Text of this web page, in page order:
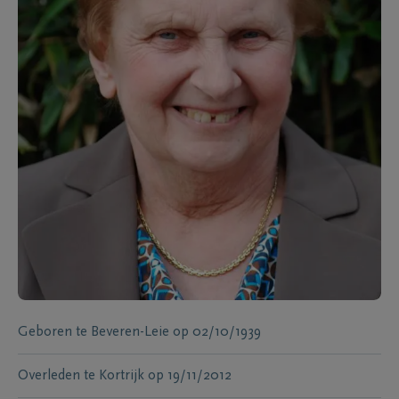
Geboren te Beveren-Leie op 02/10/1939
Overleden te Kortrijk op 19/11/2012